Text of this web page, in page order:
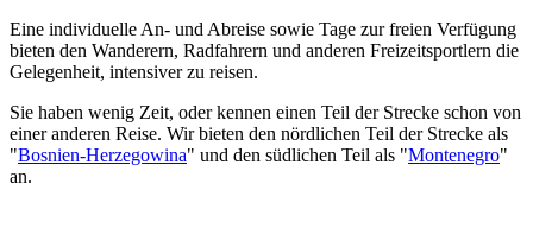
Eine individuelle An- und Abreise sowie Tage zur freien Verfügung
bieten den Wanderern, Radfahrern und anderen Freizeitsportlern die
Gelegenheit, intensiver zu reisen.
Sie haben wenig Zeit, oder kennen einen Teil der Strecke schon von
einer anderen Reise. Wir bieten den nördlichen Teil der Strecke als
"Bosnien-Herzegowina" und den südlichen Teil als "Montenegro"
an.